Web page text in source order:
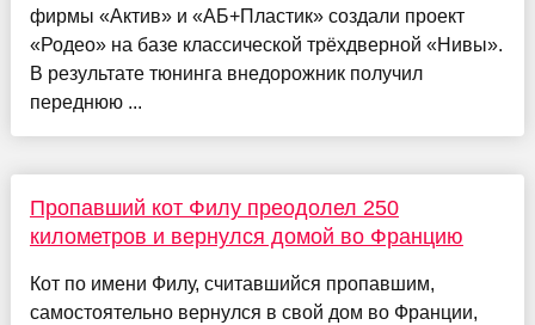
фирмы «Актив» и «АБ+Пластик» создали проект
«Родео» на базе классической трёхдверной «Нивы».
В результате тюнинга внедорожник получил
переднюю ...
Пропавший кот Филу преодолел 250
километров и вернулся домой во Францию
Кот по имени Филу, считавшийся пропавшим,
самостоятельно вернулся в свой дом во Франции,